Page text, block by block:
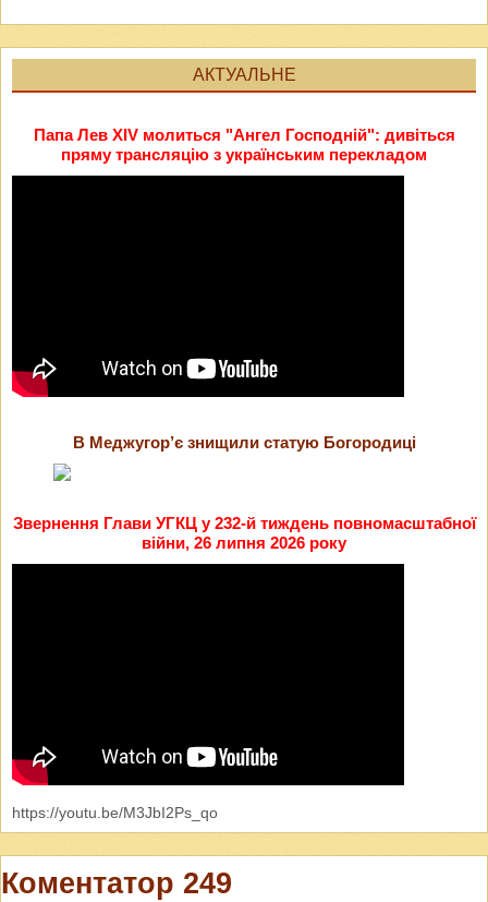
АКТУАЛЬНЕ
Папа Лев XIV молиться "Ангел Господній": дивіться
пряму трансляцію з українським перекладом
В Меджугор’є знищили статую Богородиці
Звернення Глави УГКЦ у 232-й тиждень повномасштабної
війни, 26 липня 2026 року
https://youtu.be/M3JbI2Ps_qo
Коментатор 249